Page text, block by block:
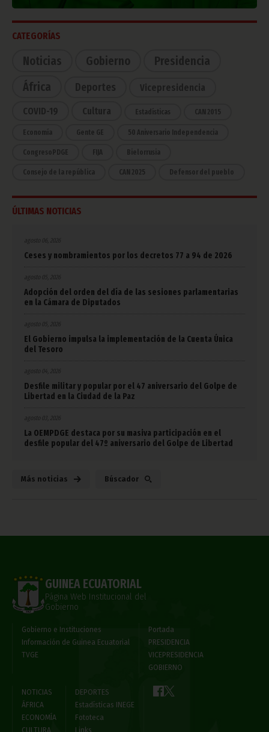
CATEGORÍAS
Noticias Gobierno
Presidencia
África
Deportes Vicepresidencia
COVID-19 Cultura Estadísticas CAN 2015
Economía Gente GE 50 Aniversario Independencia
CongresoPDGE FIJA Bielorrusia
Consejo de la república CAN 2025 Defensor del pueblo
ÚLTIMAS NOTICIAS
agosto 06, 2026
Ceses y nombramientos por los decretos 77 a 94 de 2026
agosto 05, 2026
Adopción del orden del día de las sesiones parlamentarias
en la Cámara de Diputados
agosto 05, 2026
El Gobierno impulsa la implementación de la Cuenta Única
del Tesoro
agosto 04, 2026
Desfile militar y popular por el 47 aniversario del Golpe de
Libertad en la Ciudad de la Paz
agosto 03, 2026
La OEMPDGE destaca por su masiva participación en el
desfile popular del 47º aniversario del Golpe de Libertad
Más noticias Búscador
GUINEA ECUATORIAL
Página Web Institucional del
Gobierno
Gobierno e Instituciones
Información de Guinea Ecuatorial
TVGE
Portada
PRESIDENCIA
VICEPRESIDENCIA
GOBIERNO
NOTICIAS
ÁFRICA
ECONOMÍA
CULTURA
DEPORTES
Estadísticas INEGE
Fototeca
Links